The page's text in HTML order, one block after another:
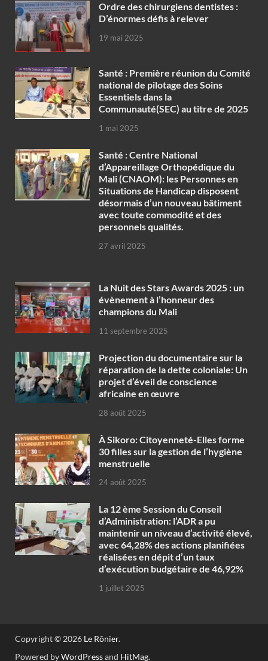
Ordre des chirurgiens dentistes :
D’énormes défis à relever
19 mai 2025
Santé : Première réunion du Comité
national de pilotage des Soins
Essentiels dans la
Communauté(SEC) au titre de 2025
1 mai 2025
Santé : Centre National
d’Appareillage Orthopédique du
Mali (CNAOM): les Personnes en
Situations de Handicap disposent
désormais d’un nouveau bâtiment
avec toute commodité et des
personnels qualités.
27 avril 2025
‎La Nuit des Stars Awards 2025 : un
évènement à l’honneur des
champions du Mali
11 septembre 2025
Projection du documentaire sur la
réparation de la dette coloniale: Un
projet d’éveil de conscience
africaine en œuvre‎
28 août 2025
À Sikoro: Citoyenneté-Elles forme
30 filles sur la gestion de l’hygiène
menstruelle
24 août 2025
La 12 ème Session du Conseil
d’Administration: l’ADR a pu
maintenir un niveau d’activité élevé,
avec 64,28% des actions planifiées
réalisées en dépit d’un taux
d’exécution budgétaire de 46,92%
1 juillet 2025
Copyright © 2026 Le Rônier.
Powered byWordPressand HitMag.